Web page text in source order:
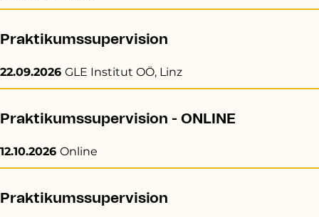
Praktikumssupervision
22.09.2026 GLE Institut OÖ, Linz
Praktikumssupervision - ONLINE
12.10.2026 Online
Praktikumssupervision